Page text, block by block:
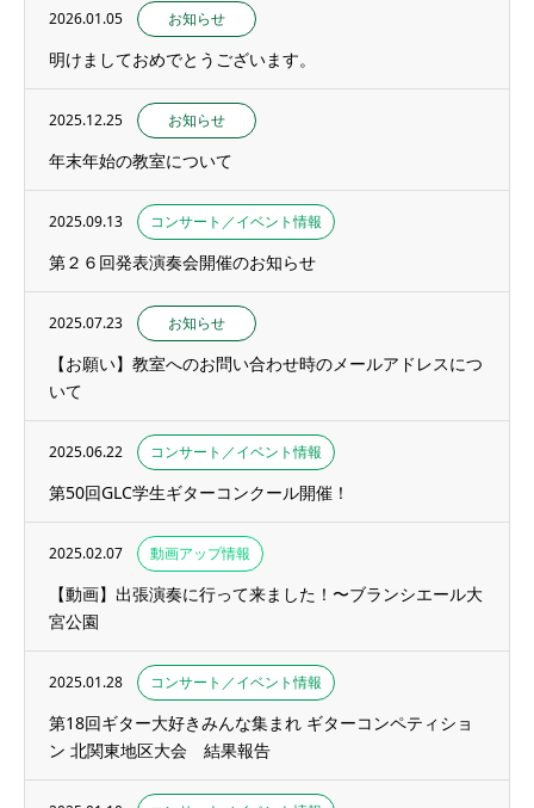
2026.01.05 お知らせ
明けましておめでとうございます。
2025.12.25 お知らせ
年末年始の教室について
2025.09.13 コンサート／イベント情報
第２６回発表演奏会開催のお知らせ
2025.07.23 お知らせ
【お願い】教室へのお問い合わせ時のメールアドレスにつ
いて
2025.06.22 コンサート／イベント情報
第50回GLC学生ギターコンクール開催！
2025.02.07 動画アップ情報
【動画】出張演奏に行って来ました！〜ブランシエール大
宮公園
2025.01.28 コンサート／イベント情報
第18回ギター大好きみんな集まれ ギターコンペティショ
ン 北関東地区大会 結果報告